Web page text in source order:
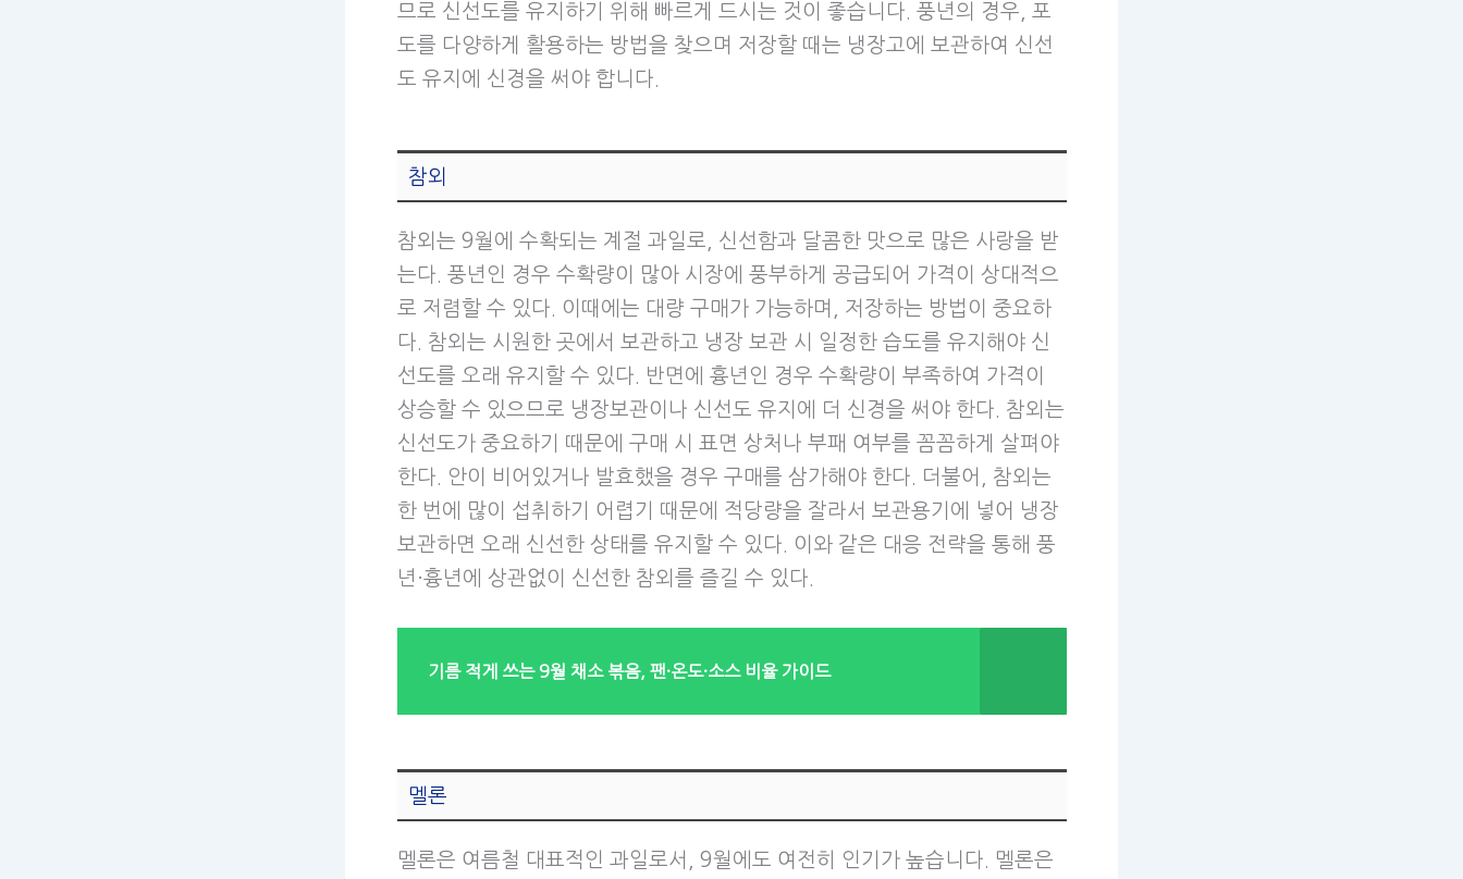
므로 신선도를 유지하기 위해 빠르게 드시는 것이 좋습니다. 풍년의 경우, 포
도를 다양하게 활용하는 방법을 찾으며 저장할 때는 냉장고에 보관하여 신선
도 유지에 신경을 써야 합니다.
참외
참외는 9월에 수확되는 계절 과일로, 신선함과 달콤한 맛으로 많은 사랑을 받
는다. 풍년인 경우 수확량이 많아 시장에 풍부하게 공급되어 가격이 상대적으
로 저렴할 수 있다. 이때에는 대량 구매가 가능하며, 저장하는 방법이 중요하
다. 참외는 시원한 곳에서 보관하고 냉장 보관 시 일정한 습도를 유지해야 신
선도를 오래 유지할 수 있다. 반면에 흉년인 경우 수확량이 부족하여 가격이
상승할 수 있으므로 냉장보관이나 신선도 유지에 더 신경을 써야 한다. 참외는
신선도가 중요하기 때문에 구매 시 표면 상처나 부패 여부를 꼼꼼하게 살펴야
한다. 안이 비어있거나 발효했을 경우 구매를 삼가해야 한다. 더불어, 참외는
한 번에 많이 섭취하기 어렵기 때문에 적당량을 잘라서 보관용기에 넣어 냉장
보관하면 오래 신선한 상태를 유지할 수 있다. 이와 같은 대응 전략을 통해 풍
년·흉년에 상관없이 신선한 참외를 즐길 수 있다.
기름 적게 쓰는 9월 채소 볶음, 팬·온도·소스 비율 가이드
멜론
멜론은 여름철 대표적인 과일로서, 9월에도 여전히 인기가 높습니다. 멜론은